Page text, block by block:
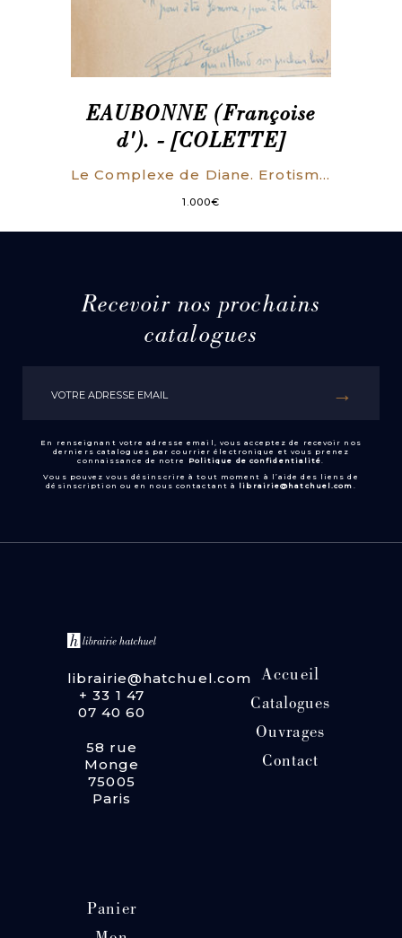
EAUBONNE (Françoise
d'). - [COLETTE]
Le Complexe de Diane. Erotisme ou Féminisme (LONG ENVOI AUTOGRAPHE SIGNE A COLETTE).
1.000€
Recevoir nos prochains
catalogues
En renseignant votre adresse email, vous acceptez de recevoir nos
derniers catalogues par courrier électronique et vous prenez
connaissance de notre
Politique de confidentialité.
Vous pouvez vous désinscrire à tout moment à l’aide des liens de
désinscription ou en nous contactant à librairie@hatchuel.com .
librairie@hatchuel.com
+ 33 1 47
07 40 60
58 rue
Monge
75005
Paris
Accueil
Catalogues
Ouvrages
Contact
Panier